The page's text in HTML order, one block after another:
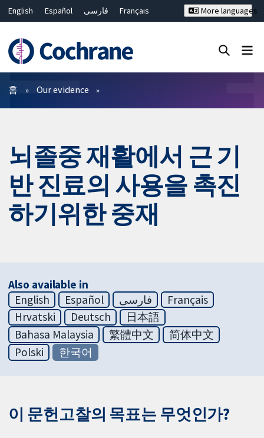
English Español فارسی
Français
Bahasa Malaysia
ไทย
繁體中文
简体中文
More languages
필터
홈 Our evidence
뇌졸중 재활에서 근 기
반 진료의 사용을 촉진
하기위한 중재
Also available in
English
Español فارسی
Français
Hrvatski
Deutsch
日本語
Bahasa Malaysia
繁體中文
简体中文
Polski
한국어
이 문헌고찰의 목표는 무엇인가?